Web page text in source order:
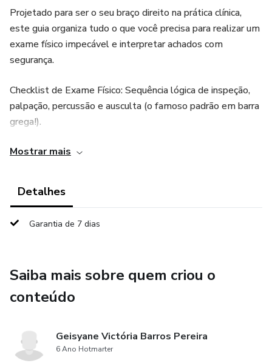
Projetado para ser o seu braço direito na prática clínica,
este guia organiza tudo o que você precisa para realizar um
exame físico impecável e interpretar achados com
segurança.
Checklist de Exame Físico: Sequência lógica de inspeção,
palpação, percussão e ausculta (o famoso padrão em barra
grega!).
Achados Normais vs. Patológicos: Tabelas comparativas
do leito.
Semiologia Cardíaca: Focos de ausculta, correlação com o
ciclo cardíaco e semiotecnia das valvulopatias.
Semiologia Pulmonar: Descrição detalhada de ruídos
adventícios e manobras específicas.
Mostrar mais
Detalhes
Garantia de 7 dias
Saiba mais sobre quem criou o
conteúdo
Geisyane Victória Barros Pereira
6 Ano Hotmarter